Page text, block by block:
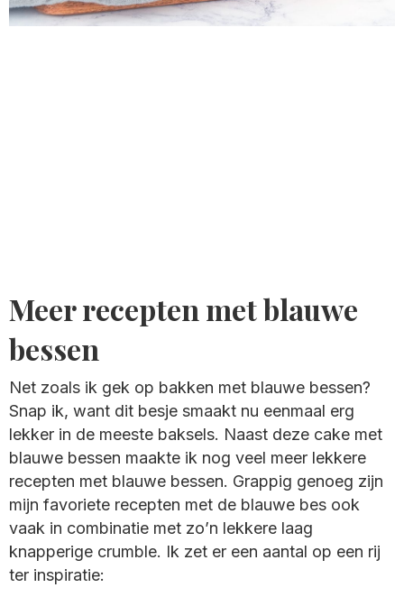
Meer recepten met blauwe
bessen
Net zoals ik gek op bakken met blauwe bessen?
Snap ik, want dit besje smaakt nu eenmaal erg
lekker in de meeste baksels. Naast deze cake met
blauwe bessen maakte ik nog veel meer lekkere
recepten met blauwe bessen. Grappig genoeg zijn
mijn favoriete recepten met de blauwe bes ook
vaak in combinatie met zo’n lekkere laag
knapperige crumble. Ik zet er een aantal op een rij
ter inspiratie: